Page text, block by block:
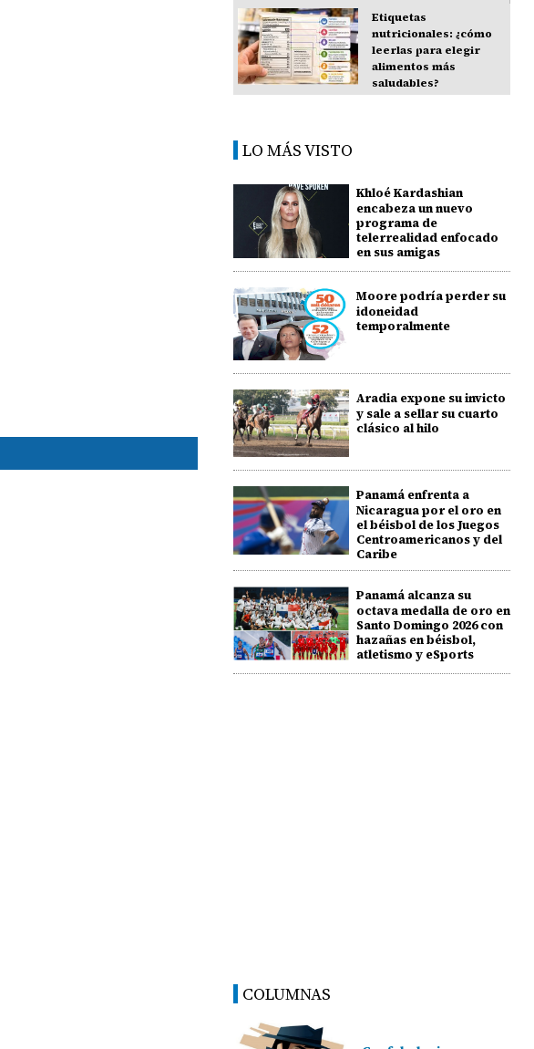
Etiquetas
nutricionales: ¿cómo
leerlas para elegir
alimentos más
saludables?
LO MÁS VISTO
Khloé Kardashian
encabeza un nuevo
programa de
telerrealidad enfocado
en sus amigas
Moore podría perder su
idoneidad
temporalmente
Aradia expone su invicto
y sale a sellar su cuarto
clásico al hilo
Panamá enfrenta a
Nicaragua por el oro en
el béisbol de los Juegos
Centroamericanos y del
Caribe
Panamá alcanza su
octava medalla de oro en
Santo Domingo 2026 con
hazañas en béisbol,
atletismo y eSports
COLUMNAS